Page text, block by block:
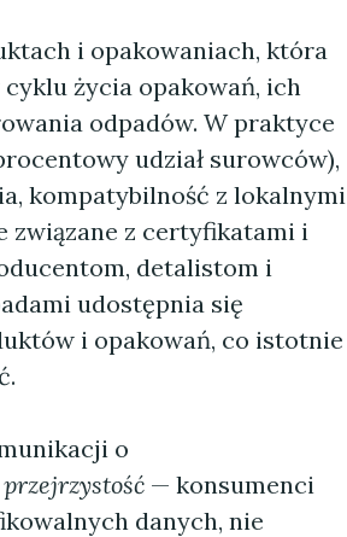
i opakowaniach, która
życia opakowań, ich
odpadów. W praktyce
udział surowców),
kompatybilność z lokalnymi
związane z certyfikatami i
detalistom i
udostępnia się
i opakowań, co istotnie
o
— konsumenci
danych, nie